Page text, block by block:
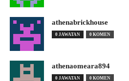
athenabrickhouse
0 JAWATAN 0 KOMEN
athenaomeara894
0 JAWATAN 0 KOMEN